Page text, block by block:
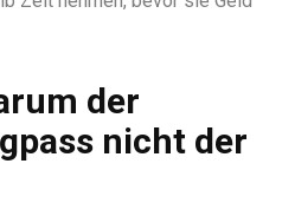
der
nicht der